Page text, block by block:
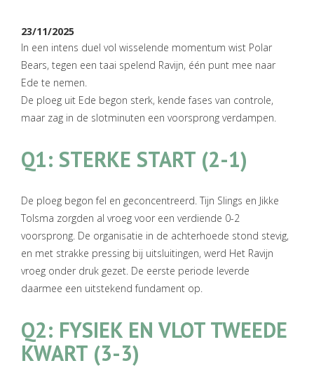
23/11/2025
In een intens duel vol wisselende momentum wist Polar
Bears, tegen een taai spelend Ravijn, één punt mee naar
Ede te nemen.
De ploeg uit Ede begon sterk, kende fases van controle,
maar zag in de slotminuten een voorsprong verdampen.
Q1: STERKE START (2-1)
De ploeg begon fel en geconcentreerd. Tijn Slings en Jikke
Tolsma zorgden al vroeg voor een verdiende 0-2
voorsprong. De organisatie in de achterhoede stond stevig,
en met strakke pressing bij uitsluitingen, werd Het Ravijn
vroeg onder druk gezet. De eerste periode leverde
daarmee een uitstekend fundament op.
Q2: FYSIEK EN VLOT TWEEDE
KWART (3-3)